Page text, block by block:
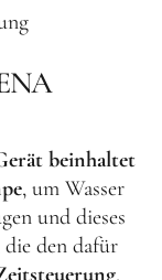
beinhaltet
, um Wasser
und dieses
die den dafür